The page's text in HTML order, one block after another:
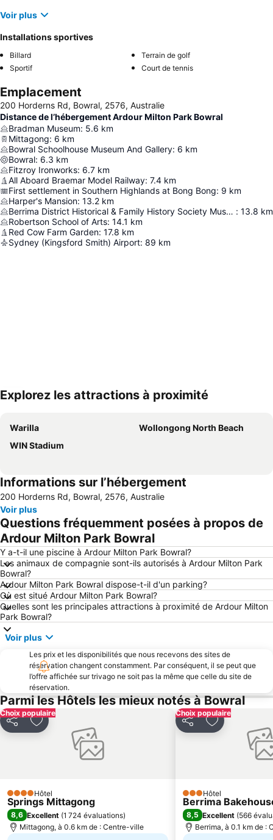
Voir plus
Installations sportives
Billard
Terrain de golf
Sportif
Court de tennis
Emplacement
200 Horderns Rd, Bowral, 2576, Australie
Distance de l’hébergement Ardour Milton Park Bowral
Bradman Museum: 5.6 km
Mittagong: 6 km
Bowral Schoolhouse Museum And Gallery: 6 km
Bowral: 6.3 km
Fitzroy Ironworks: 6.7 km
All Aboard Braemar Model Railway: 7.4 km
First settlement in Southern Highlands at Bong Bong: 9 km
Harper's Mansion: 13.2 km
Berrima District Historical & Family History Society Museum : 13.8 km
Robertson School of Arts: 14.1 km
Red Cow Farm Garden: 17.8 km
Sydney (Kingsford Smith) Airport: 89 km
Explorez les attractions à proximité
Warilla
Wollongong North Beach
WIN Stadium
Informations sur l’hébergement
200 Horderns Rd, Bowral, 2576, Australie
Voir plus
Questions fréquemment posées à propos de
Ardour Milton Park Bowral
Y a-t-il une piscine à Ardour Milton Park Bowral?
Les animaux de compagnie sont-ils autorisés à Ardour Milton Park
Bowral?
Ardour Milton Park Bowral dispose-t-il d'un parking?
Où est situé Ardour Milton Park Bowral?
Quelles sont les principales attractions à proximité de Ardour Milton
Park Bowral?
Voir plus
Les prix et les disponibilités que nous recevons des sites de
réservation changent constamment. Par conséquent, il se peut que
l’offre affichée sur trivago ne soit pas la même que celle du site de
réservation.
Parmi les Hôtels les mieux notés à Bowral
Choix populaire
PartagerAjouter à mes favoris
4 ÉtoilesHôtel
Springs Mittagong
8,6 Excellent (1 724 évaluations)
Mittagong, à 0.6 km de : Centre-ville
Choix populaire
PartagerAjouter à
3 Étoiles
Hôtel
Berrima
8,5 Excellent (566
Berrima, à 0.1 km de :